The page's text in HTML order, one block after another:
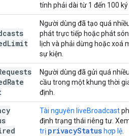
tính phải dài từ 1 đến 100 ký
Limit
Người dùng đã tạo quá nhiều
phát trực tiếp hoặc phát sóng
lịch và phải dừng hoặc xoá
sự kiện.
Rate
Người dùng đã gửi quá nhiều
cầu trong một khung thời gian
định.
Tài nguyên liveBroadcastphải
định trạng thái riêng tư. Xem
trị privacyStatus hợp lệ